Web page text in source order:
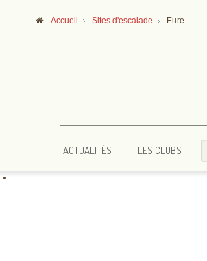
Accueil Sites d'escalade Eure
ACTUALITÉS LES CLUBS